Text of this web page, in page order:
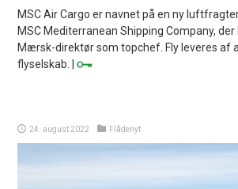
MSC Air Cargo er navnet på en ny
MSC Mediterranean Shipping Company,
Mærsk-direktør som topchef. Fly leveres af
flyselskab. |
24. august 2022 Flådenyt